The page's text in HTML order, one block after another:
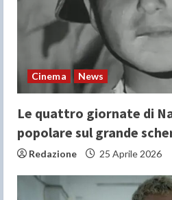
Cinema News
Le quattro giornate di
popolare sul grande
Redazione 25 Aprile 2026